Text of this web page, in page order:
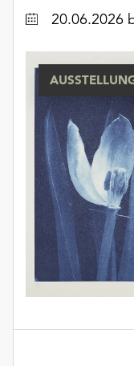
Cookies
erreichen
Einstellungen
über
Schaltfläche
„Auswählen“.
Weitere
Informationen
finden
Datum20.06.2026